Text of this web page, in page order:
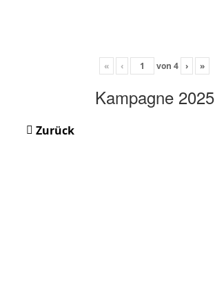
« ‹ von 4 › »
Kampagne 2025
Zurück